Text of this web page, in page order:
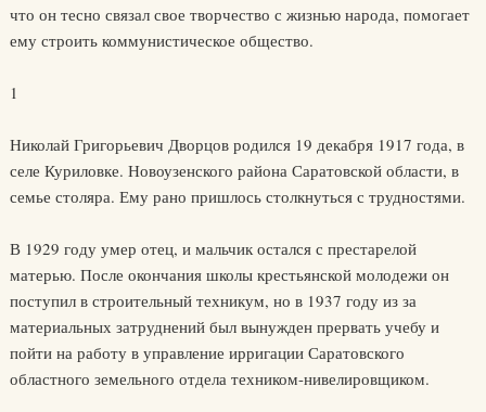
что он тесно связал свое творчество с жизнью народа, помогает
ему строить коммунистическое общество.
1
Николай Григорьевич Дворцов родился 19 декабря 1917 года, в
селе Куриловке. Новоузенского района Саратовской области, в
семье столяра. Ему рано пришлось столкнуться с трудностями.
В 1929 году умер отец, и мальчик остался с престарелой
матерью. После окончания школы крестьянской молодежи он
поступил в строительный техникум, но в 1937 году из за
материальных затруднений был вынужден прервать учебу и
пойти на работу в управление ирригации Саратовского
областного земельного отдела техником-нивелировщиком.